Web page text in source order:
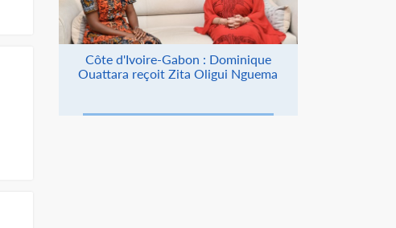
Côte d'Ivoire-Gabon : Dominique
Ouattara reçoit Zita Oligui Nguema